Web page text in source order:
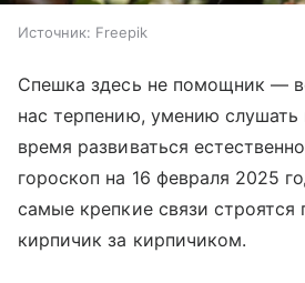
Источник: Freepik
Спешка здесь не помощник —
нас терпению, умению слушать
время развиваться
гороскоп на 16 февраля 2025
самые крепкие связи строятся
кирпичик за кирпичиком.